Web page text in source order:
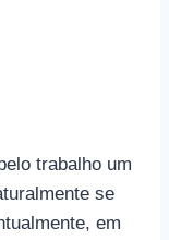
trabalho um
se
em